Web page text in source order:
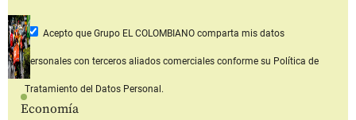
Economía
Acepto que Grupo EL COLOMBIANOcomparta mis datos
personales con terceros aliados comerciales conforme su Política de
Tratamiento del Datos Personal.